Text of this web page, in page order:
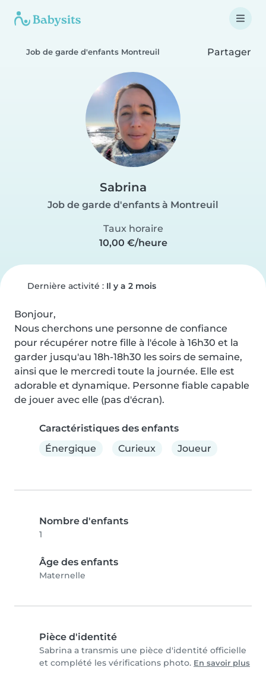
Job de garde d'enfants Montreuil Partager
Sabrina
Job de garde d'enfants à Montreuil
Taux horaire
10,00 €/heure
Dernière activité : Il y a 2 mois
Bonjour,
Nous cherchons une personne de confiance
pour récupérer notre fille à l'école à 16h30 et la
garder jusqu'au 18h-18h30 les soirs de semaine,
ainsi que le mercredi toute la journée. Elle est
adorable et dynamique. Personne fiable capable
de jouer avec elle (pas d'écran).
Caractéristiques des enfants
Énergique
Curieux Joueur
Nombre d'enfants
1
Âge des enfants
Maternelle
Pièce d'identité
Sabrina a transmis une pièce d'identité officielle
et complété les vérifications photo. En savoir plus